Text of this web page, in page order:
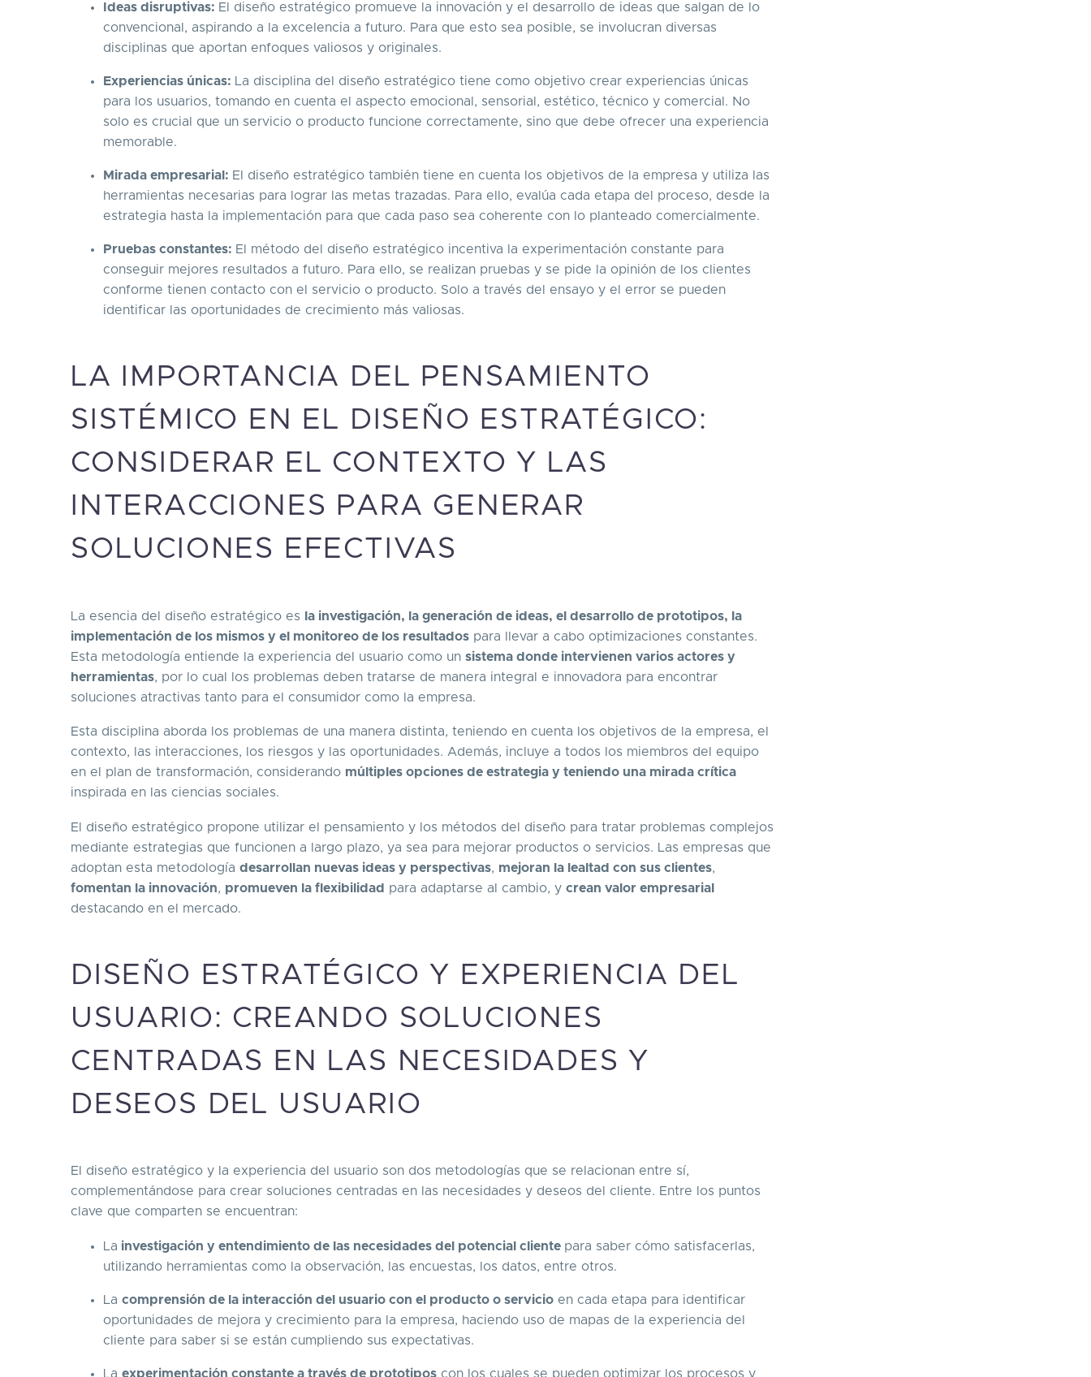
Ideas disruptivas: El diseño estratégico promueve la innovación y el desarrollo de ideas que salgan de lo
convencional, aspirando a la excelencia a futuro. Para que esto sea posible, se involucran diversas
disciplinas que aportan enfoques valiosos y originales.
Experiencias únicas: La disciplina del diseño estratégico tiene como objetivo crear experiencias únicas
para los usuarios, tomando en cuenta el aspecto emocional, sensorial, estético, técnico y comercial. No
solo es crucial que un servicio o producto funcione correctamente, sino que debe ofrecer una experiencia
memorable.
Mirada empresarial: El diseño estratégico también tiene en cuenta los objetivos de la empresa y utiliza las
herramientas necesarias para lograr las metas trazadas. Para ello, evalúa cada etapa del proceso, desde la
estrategia hasta la implementación para que cada paso sea coherente con lo planteado comercialmente.
Pruebas constantes: El método del diseño estratégico incentiva la experimentación constante para
conseguir mejores resultados a futuro. Para ello, se realizan pruebas y se pide la opinión de los clientes
conforme tienen contacto con el servicio o producto. Solo a través del ensayo y el error se pueden
identificar las oportunidades de crecimiento más valiosas.
LA IMPORTANCIA DEL PENSAMIENTO
SISTÉMICO EN EL DISEÑO ESTRATÉGICO:
CONSIDERAR EL CONTEXTO Y LAS
INTERACCIONES PARA GENERAR
SOLUCIONES EFECTIVAS
La esencia del diseño estratégico es la investigación, la generación de ideas, el desarrollo de prototipos, la
implementación de los mismos y el monitoreo de los resultados para llevar a cabo optimizaciones constantes.
Esta metodología entiende la experiencia del usuario como un sistema donde intervienen varios actores y
herramientas, por lo cual los problemas deben tratarse de manera integral e innovadora para encontrar
soluciones atractivas tanto para el consumidor como la empresa.
Esta disciplina aborda los problemas de una manera distinta, teniendo en cuenta los objetivos de la empresa, el
contexto, las interacciones, los riesgos y las oportunidades. Además, incluye a todos los miembros del equipo
en el plan de transformación, considerando múltiples opciones de estrategia y teniendo una mirada crítica
inspirada en las ciencias sociales.
El diseño estratégico propone utilizar el pensamiento y los métodos del diseño para tratar problemas complejos
mediante estrategias que funcionen a largo plazo, ya sea para mejorar productos o servicios. Las empresas que
adoptan esta metodología desarrollan nuevas ideas y perspectivas, mejoran la lealtad con sus clientes,
fomentan la innovación, promueven la flexibilidad para adaptarse al cambio, y crean valor empresarial
destacando en el mercado.
DISEÑO ESTRATÉGICO Y EXPERIENCIA DEL
USUARIO: CREANDO SOLUCIONES
CENTRADAS EN LAS NECESIDADES Y
DESEOS DEL USUARIO
El diseño estratégico y la experiencia del usuario son dos metodologías que se relacionan entre sí,
complementándose para crear soluciones centradas en las necesidades y deseos del cliente. Entre los puntos
clave que comparten se encuentran:
La investigación y entendimiento de las necesidades del potencial cliente para saber cómo satisfacerlas,
utilizando herramientas como la observación, las encuestas, los datos, entre otros.
La comprensión de la interacción del usuario con el producto o servicio en cada etapa para identificar
oportunidades de mejora y crecimiento para la empresa, haciendo uso de mapas de la experiencia del
cliente para saber si se están cumpliendo sus expectativas.
La experimentación constante a través de prototipos con los cuales se pueden optimizar los procesos y